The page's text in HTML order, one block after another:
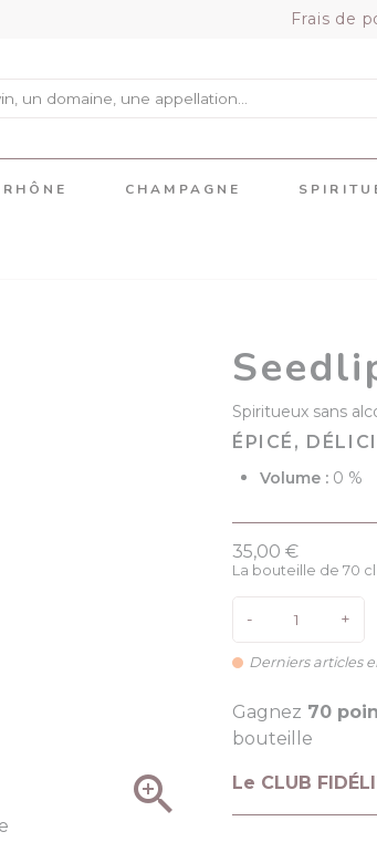
Frais de
RHÔNE CHAMPAGNE

Spiritueux sans
ÉPICÉ,
Volume : 0 %
35,00 €
La bouteille de 70 cl
- +
Derniers articles
Gagnez 70
bouteille
Le CLUB